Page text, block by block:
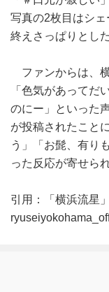
写真の2枚目はシ
終えさっぱりとし
ファンからは、
「色気があってだ
のにー」といった
が投稿されたこと
う」「お髭、有り
った反応が寄せら
引用：「横浜流星